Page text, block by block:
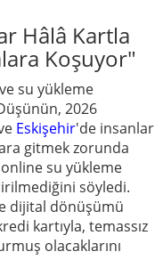
Hâlâ Kartla
Koşuyor"
su yükleme
2026
Eskişehir'de insanlar
gitmek zorunda
su yükleme
söyledi.
dijital dönüşümü
kartıyla, temassız
olacaklarını